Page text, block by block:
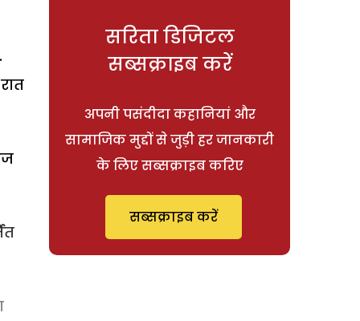
सरिता डिजिटल
सब्सक्राइब करें
अपनी पसंदीदा कहानियां और
सामाजिक मुद्दों से जुड़ी हर जानकारी
के लिए सब्सक्राइब करिए
सब्सक्राइब करें